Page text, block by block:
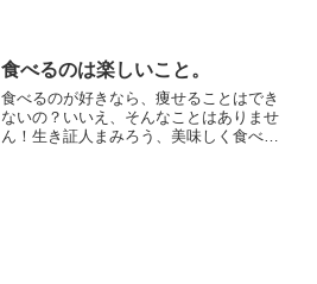
食べるのは楽しいこと。
食べるのが好きなら、痩せることはでき
ないの？いいえ、そんなことはありませ
ん！生き証人まみろう、美味しく食べな